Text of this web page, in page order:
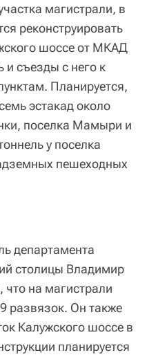
магистрали, в
реконструировать
шоссе от МКАД
и съезды с него к
Планируется,
эстакад около
поселка Мамыри и
у поселка
пешеходных
департамента
столицы Владимир
на магистрали
развязок. Он также
Калужского шоссе в
планируется